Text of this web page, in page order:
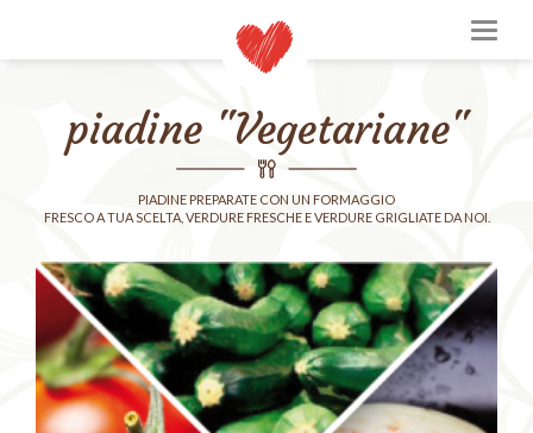
T
v
g
a
t
i
piadine "Vegetariane"
PIADINE PREPARATE CON UN FORMAGGIO
FRESCO A TUA SCELTA, VERDURE FRESCHE E VERDURE GRIGLIATE DA NOI.